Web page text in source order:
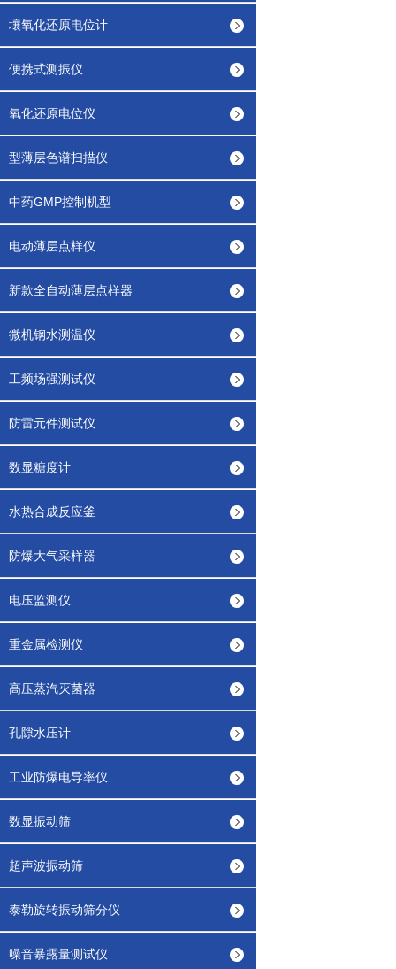
壤氧化还原电位计
便携式测振仪
氧化还原电位仪
型薄层色谱扫描仪
中药GMP控制机型
电动薄层点样仪
新款全自动薄层点样器
微机钢水测温仪
工频场强测试仪
防雷元件测试仪
数显糖度计
水热合成反应釜
防爆大气采样器
电压监测仪
重金属检测仪
高压蒸汽灭菌器
孔隙水压计
工业防爆电导率仪
数显振动筛
超声波振动筛
泰勒旋转振动筛分仪
噪音暴露量测试仪